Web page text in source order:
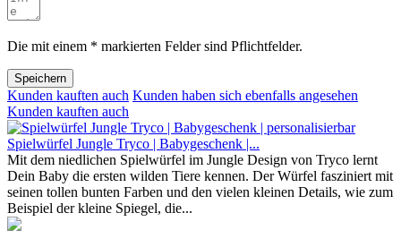
Die mit einem * markierten Felder sind Pflichtfelder.
Speichern
Kunden kauften auch Kunden haben sich ebenfalls angesehen
Kunden kauften auch
Spielwürfel Jungle Tryco | Babygeschenk |...
Mit dem niedlichen Spielwürfel im Jungle Design von Tryco lernt
Dein Baby die ersten wilden Tiere kennen. Der Würfel fasziniert mit
seinen tollen bunten Farben und den vielen kleinen Details, wie zum
Beispiel der kleine Spiegel, die...